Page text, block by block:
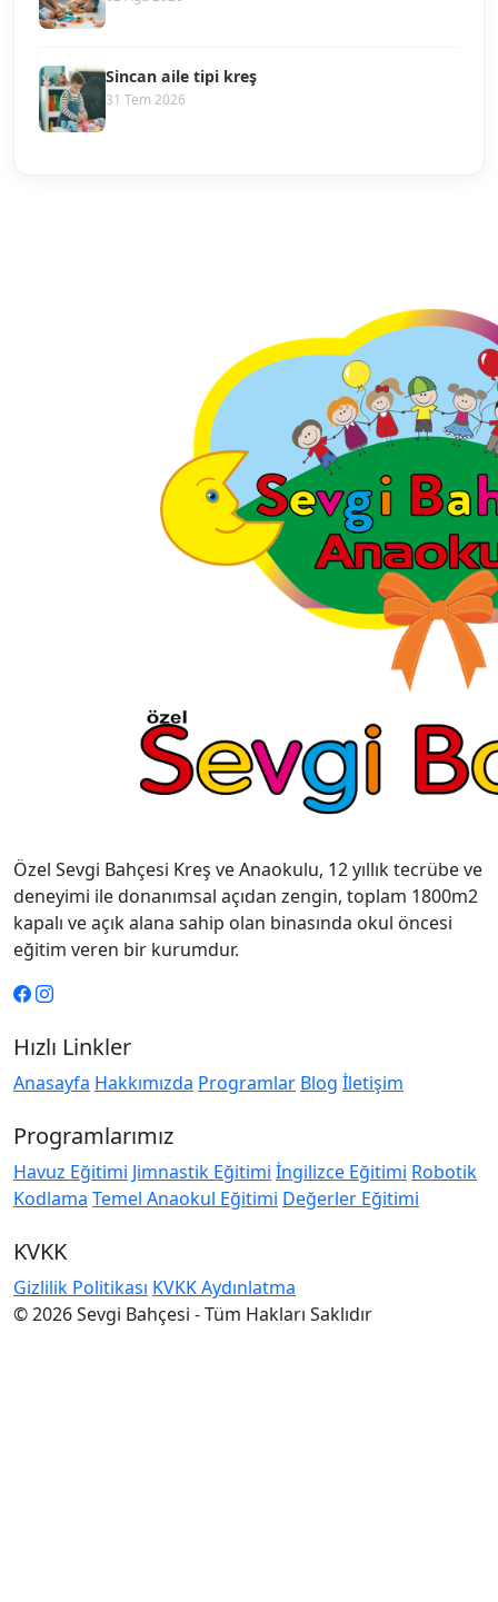
Sincan aile tipi kreş
31 Tem 2026
Özel Sevgi Bahçesi Kreş ve Anaokulu, 12 yıllık tecrübe ve
deneyimi ile donanımsal açıdan zengin, toplam 1800m2
kapalı ve açık alana sahip olan binasında okul öncesi
eğitim veren bir kurumdur.
Hızlı Linkler
Anasayfa Hakkımızda Programlar Blog İletişim
Programlarımız
Havuz Eğitimi Jimnastik Eğitimi İngilizce Eğitimi Robotik
Kodlama Temel Anaokul Eğitimi Değerler Eğitimi
KVKK
Gizlilik Politikası KVKK Aydınlatma
© 2026 Sevgi Bahçesi - Tüm Hakları Saklıdır